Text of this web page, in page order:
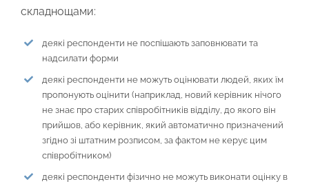
складнощами:
деякі респонденти не поспішають заповнювати та
надсилати форми
деякі респонденти не можуть оцінювати людей, яких їм
пропонують оцінити (наприклад, новий керівник нічого
не знає про старих співробітників відділу, до якого він
прийшов, або керівник, який автоматично призначений
згідно зі штатним розписом, за фактом не керує цим
співробітником)
деякі респонденти фізично не можуть виконати оцінку в